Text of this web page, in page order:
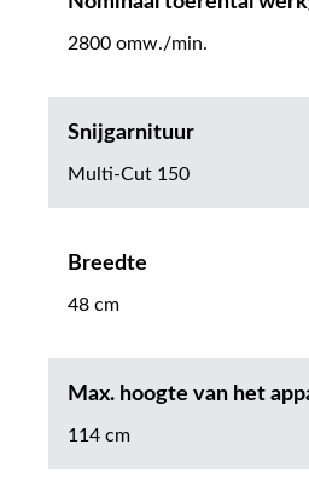
2800 omw./min.
Snijgarnituur
Multi-Cut 150
Breedte
48 cm
Max. hoogte van het
114 cm